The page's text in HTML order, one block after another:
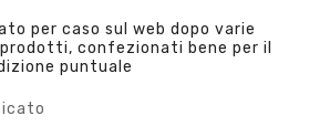
per caso sul web dopo varie
confezionati bene per il
puntuale